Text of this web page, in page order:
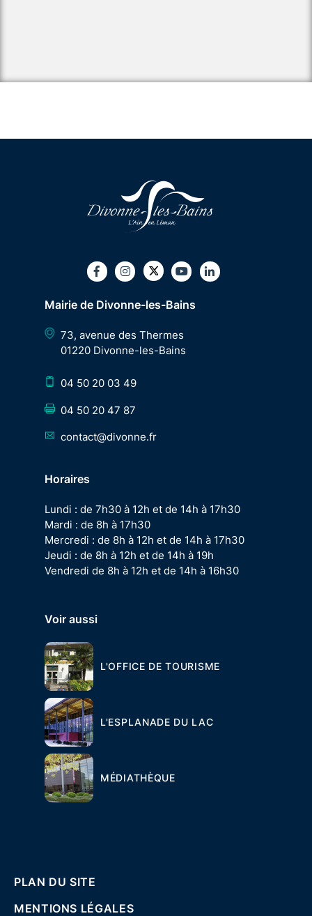
FacebookInstagram
TwitterYoutubeLinkedIn
Mairie de Divonne-les-Bains
73, avenue des Thermes
01220 Divonne-les-Bains
04 50 20 03 49
04 50 20 47 87
contact@divonne.fr
Horaires
Lundi : de 7h30 à 12h et de 14h à 17h30
Mardi : de 8h à 17h30
Mercredi : de 8h à 12h et de 14h à 17h30
Jeudi : de 8h à 12h et de 14h à 19h
Vendredi de 8h à 12h et de 14h à 16h30
Voir aussi
L'OFFICE DE TOURISME
L'ESPLANADE DU LAC
MÉDIATHÈQUE
PLAN DU SITE
MENTIONS LÉGALES